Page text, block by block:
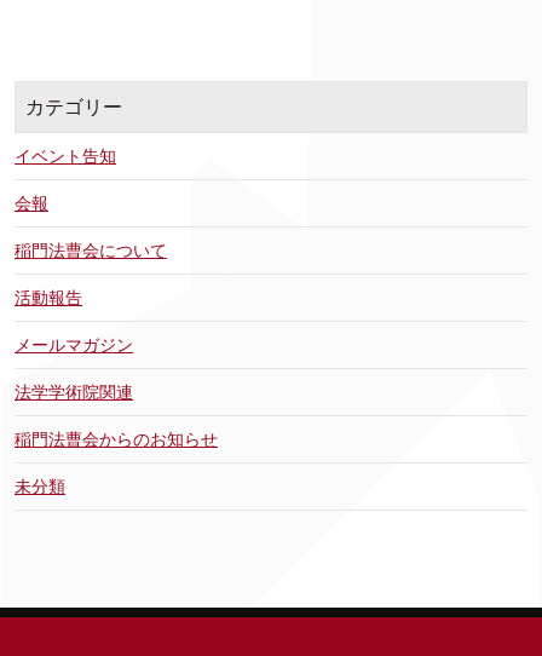
ブ
カテゴリー
イベント告知
会報
稲門法曹会について
活動報告
メールマガジン
法学学術院関連
稲門法曹会からのお知らせ
未分類